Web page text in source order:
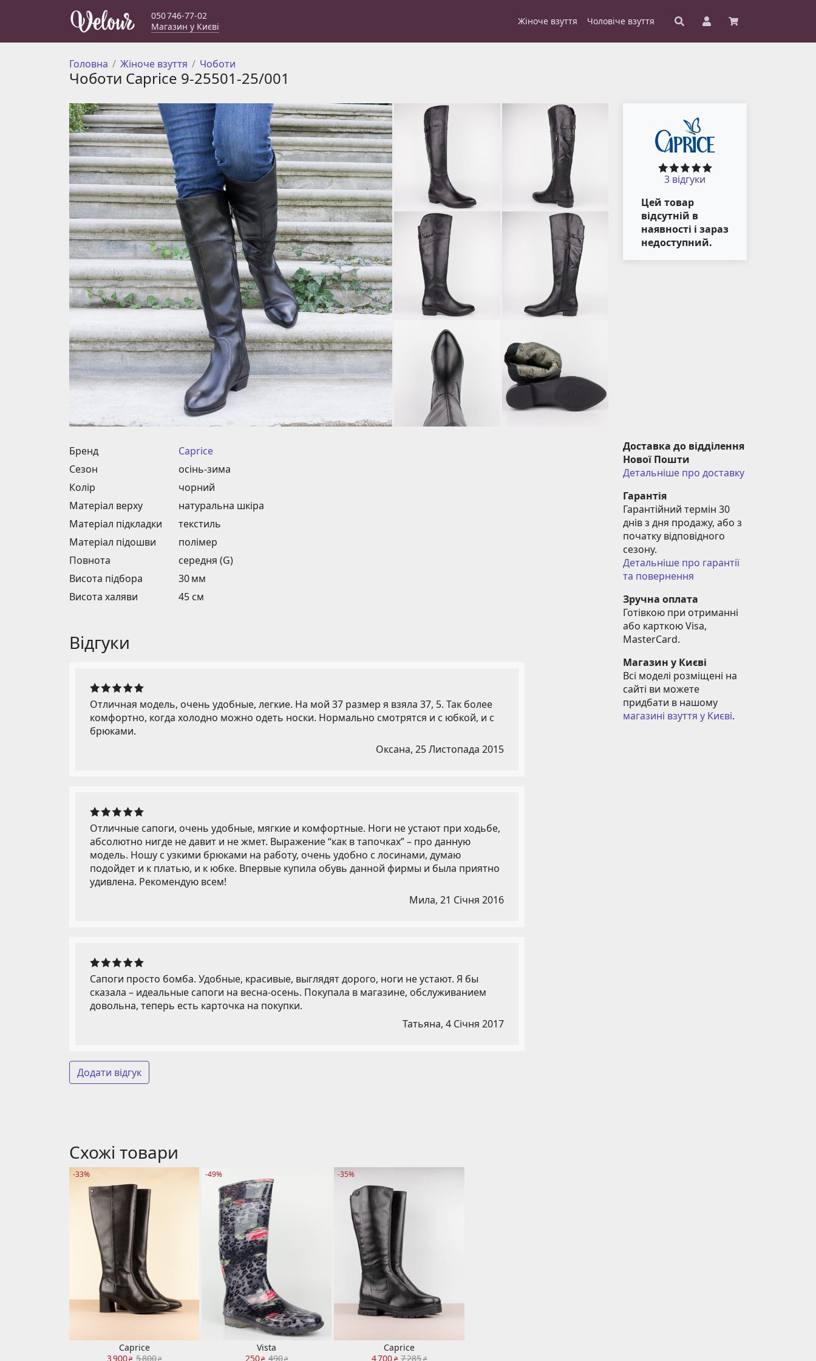
050 746-77-02
Магазин у Києві
Жіноче взуття Чоловіче взуття
Головна Жіноче взуття Чоботи
Чоботи Caprice 9-25501-25/001
3 відгуки
Цей товар
відсутній в
наявності і зараз
недоступний.
Бренд
Caprice
Сезон
осінь-зима
Колір
чорний
Матеріал верху
натуральна шкіра
Матеріал підкладки
текстиль
Матеріал підошви
полімер
Повнота
середня (G)
Висота підбора
30 мм
Висота халяви
45 см
Відгуки
Отличная модель, очень удобные, легкие. На мой 37 размер я взяла 37, 5. Так более
комфортно, когда холодно можно одеть носки. Нормально смотрятся и с юбкой, и с
брюками.
Оксана, 25 Листопада 2015
Отличные сапоги, очень удобные, мягкие и комфортные. Ноги не устают при ходьбе,
абсолютно нигде не давит и не жмет. Выражение “как в тапочках” – про данную
модель. Ношу с узкими брюками на работу, очень удобно с лосинами, думаю
подойдет и к платью, и к юбке. Впервые купила обувь данной фирмы и была приятно
удивлена. Рекомендую всем!
Мила, 21 Січня 2016
Сапоги просто бомба. Удобные, красивые, выглядят дорого, ноги не устают. Я бы
сказала – идеальные сапоги на весна-осень. Покупала в магазине, обслуживанием
довольна, теперь есть карточка на покупки.
Татьяна, 4 Січня 2017
Додати відгук
Доставка до відділення
Нової Пошти
Детальніше про доставку
Гарантія
Гарантійний термін 30
днів з дня продажу, або з
початку відповідного
сезону.
Детальніше про гарантії
та повернення
Зручна оплата
Готівкою при отриманні
або карткою Visa,
MasterCard.
Магазин у Києві
Всі моделі розміщені на
сайті ви можете
магазині взуття у Києві.
Схожі товари
-33%
Caprice
3 900₴ 5 800₴
-49%
Vista
250₴ 490₴
-35%
Caprice
4 700 ₴ 7 285₴